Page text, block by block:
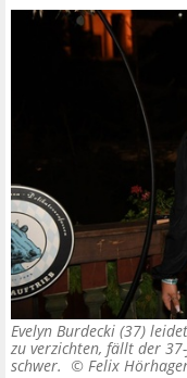
Evelyn Burdecki (37)
zu verzichten, fällt der
schwer. © Felix